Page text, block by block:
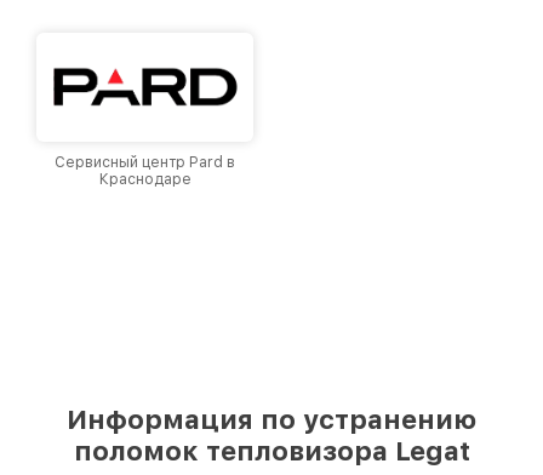
Сервисный центр Pard в
Краснодаре
Информация по устранению
поломок тепловизора Legat